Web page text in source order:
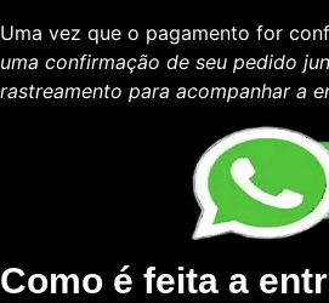
Uma vez que o pagamento for
uma confirmação de seu pedido
rastreamento para acompanhar a
Como é feita a